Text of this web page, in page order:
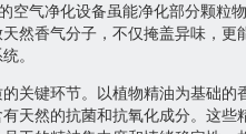
空气净化设备虽能净化部分颗粒
然香气分子，不仅掩盖异味，
。
关键环节。以植物精油为基础
天然的抗菌和抗氧化成分。这